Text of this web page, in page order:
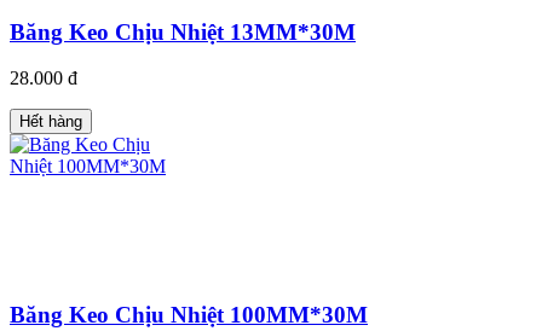
Băng Keo Chịu Nhiệt 13MM*30M
28.000 đ
Hết hàng
Băng Keo Chịu Nhiệt 100MM*30M